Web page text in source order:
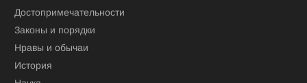
Достопримечательности
Законы и порядки
Нравы и обычаи
История